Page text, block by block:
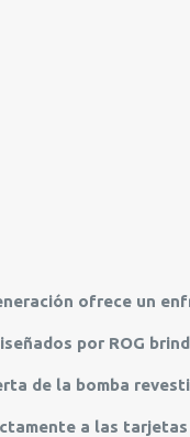
ofrece un
por ROG
de la bomba
a las